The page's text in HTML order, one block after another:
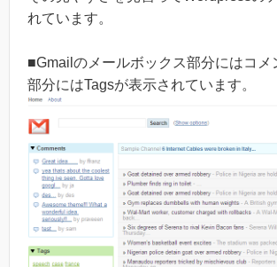
れています。
■Gmailのメールボックス部分にはコメ
部分にはTagsが表示されています。